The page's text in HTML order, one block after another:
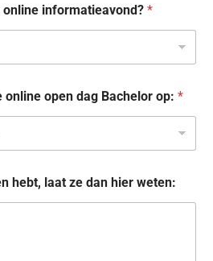
online informatieavond? *
open dag Bachelor op: *
hebt, laat ze dan hier weten: